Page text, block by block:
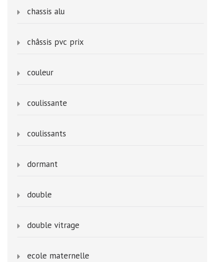
chassis alu
châssis pvc prix
couleur
coulissante
coulissants
dormant
double
double vitrage
ecole maternelle